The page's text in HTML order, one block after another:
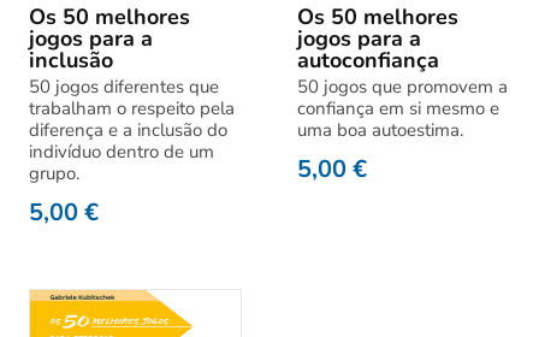
Os 50 melhores
jogos para a
inclusão
50 jogos diferentes que
trabalham o respeito pela
diferença e a inclusão do
indivíduo dentro de um
grupo.
5,00€
Os 50 melhores
jogos para a
autoconfiança
50 jogos que promovem a
confiança em si mesmo e
uma boa autoestima.
5,00€